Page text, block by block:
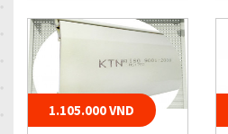
1.105.000 VND